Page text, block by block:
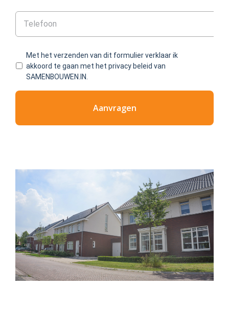
Met het verzenden van dit formulier verklaar ik
akkoord te gaan met het privacy beleid van
SAMENBOUWEN.IN.